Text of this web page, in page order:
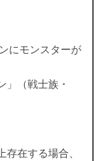
にモンスターが
」（戦士族・
在する場合、